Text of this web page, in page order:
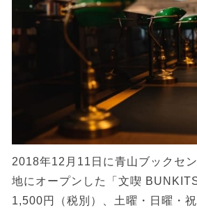
2018年12月11日に青山ブックセ
地にオープンした「文喫
1,500円（税別）、土曜・日曜・